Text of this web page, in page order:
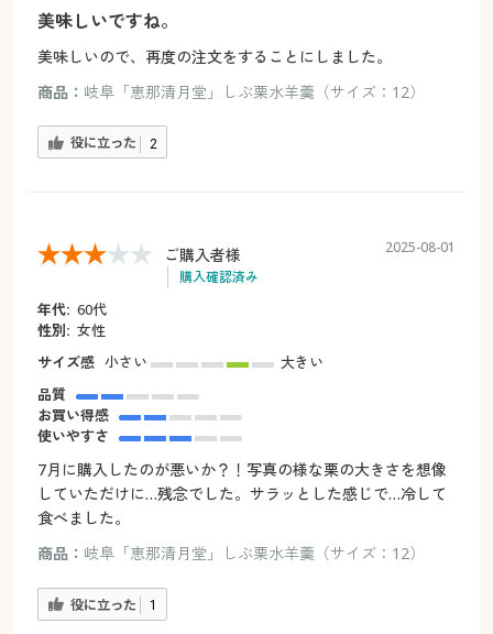
美味しいですね。
美味しいので、再度の注文をすることにしました。
商品： 岐阜「恵那清月堂」しぶ栗水羊羹（サイズ：12）
役に立った 2
ご購入者様
購入確認済み
2025-08-01
年代: 60代
性別: 女性
サイズ感 小さい
大きい
品質
お買い得感
使いやすさ
7月に購入したのが悪いか？！写真の様な栗の大きさを想像
していただけに…残念でした。サラッとした感じで…冷して
食べました。
商品： 岐阜「恵那清月堂」しぶ栗水羊羹（サイズ：12）
役に立った 1